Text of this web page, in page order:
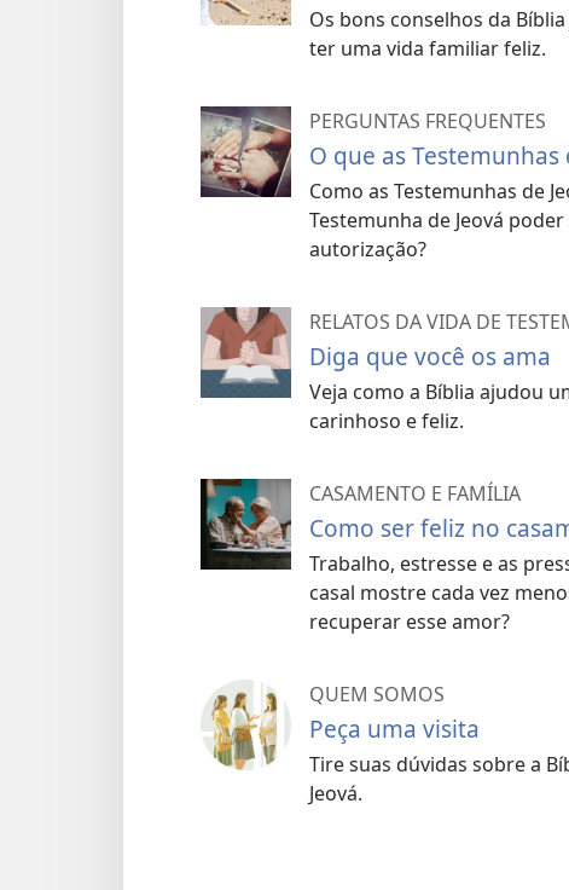
famílias a serem mais
Nós fazemos nosso máximo
eles nos ajudam a melhorar
(Provérbios 31:10-31;Efésios
encontrada na Bíblia pode
membros de religiões diferentes. (
Jeová:
“Até os seis primeiros
decepções. Depois que
Jeová, sua paciência e
casamento.” — Clauir, do
“Eu fui contra quando
Bíblia com as
que elas dividiam as
Zâmbia.
Em nossa obra de pregação,
Bíblia diz pode nos ajudar a
Os bons conselhos da
ter uma vida familiar feliz.
PERGUNTAS FREQUENTES
O que as
Como as Testemunhas de
Testemunha de Jeová
autorização?
RELATOS DA VIDA DE
Diga que você os ama
Veja como a Bíblia ajudou
carinhoso e feliz.
CASAMENTO E FAMÍLIA
Como ser feliz no
Trabalho, estresse e as
casal mostre cada vez
recuperar esse amor?
QUEM SOMOS
Peça uma visita
Tire suas dúvidas sobre a
Jeová.